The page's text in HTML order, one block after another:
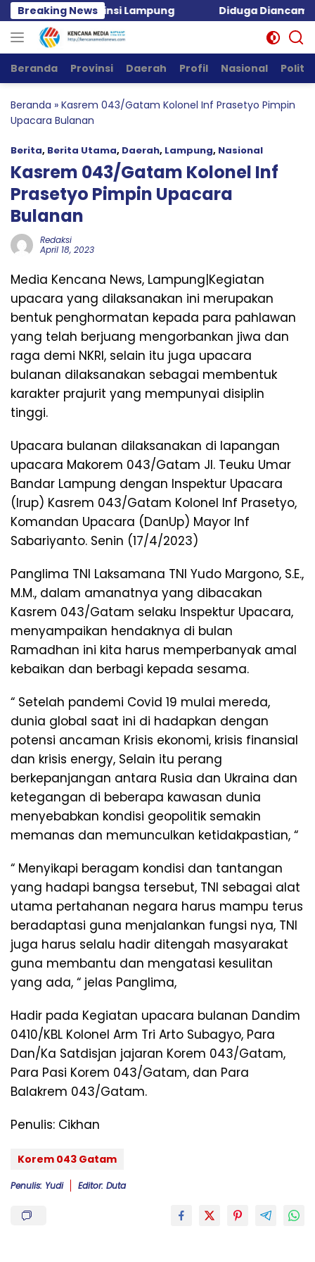
Langsung
ke
konten
Breaking News
Taruna Provinsi Lampung Diduga Diancam
Beranda Provinsi Daerah Profil Nasional Politik
Beranda » Kasrem 043/Gatam Kolonel Inf Prasetyo Pimpin
Upacara Bulanan
Berita, Berita Utama, Daerah, Lampung, Nasional
Kasrem 043/Gatam Kolonel Inf
Prasetyo Pimpin Upacara
Bulanan
Redaksi
April 18, 2023
Media Kencana News, Lampung|Kegiatan
upacara yang dilaksanakan ini merupakan
bentuk penghormatan kepada para pahlawan
yang telah berjuang mengorbankan jiwa dan
raga demi NKRI, selain itu juga upacara
bulanan dilaksanakan sebagai membentuk
karakter prajurit yang mempunyai disiplin
tinggi.
Upacara bulanan dilaksanakan di lapangan
upacara Makorem 043/Gatam Jl. Teuku Umar
Bandar Lampung dengan Inspektur Upacara
(Irup) Kasrem 043/Gatam Kolonel Inf Prasetyo,
Komandan Upacara (DanUp) Mayor Inf
Sabariyanto. Senin (17/4/2023)
Panglima TNI Laksamana TNI Yudo Margono, S.E.,
M.M., dalam amanatnya yang dibacakan
Kasrem 043/Gatam selaku Inspektur Upacara,
menyampaikan hendaknya di bulan
Ramadhan ini kita harus memperbanyak amal
kebaikan dan berbagi kepada sesama.
“ Setelah pandemi Covid 19 mulai mereda,
dunia global saat ini di hadapkan dengan
potensi ancaman Krisis ekonomi, krisis finansial
dan krisis energy, Selain itu perang
berkepanjangan antara Rusia dan Ukraina dan
ketegangan di beberapa kawasan dunia
menyebabkan kondisi geopolitik semakin
memanas dan memunculkan ketidakpastian, “
“ Menyikapi beragam kondisi dan tantangan
yang hadapi bangsa tersebut, TNI sebagai alat
utama pertahanan negara harus mampu terus
beradaptasi guna menjalankan fungsi nya, TNI
juga harus selalu hadir ditengah masyarakat
guna membantu dan mengatasi kesulitan
yang ada, “ jelas Panglima,
Hadir pada Kegiatan upacara bulanan Dandim
0410/KBL Kolonel Arm Tri Arto Subagyo, Para
Dan/Ka Satdisjan jajaran Korem 043/Gatam,
Para Pasi Korem 043/Gatam, dan Para
Balakrem 043/Gatam.
Penulis: Cikhan
Korem 043 Gatam
Penulis: Yudi Editor: Duta